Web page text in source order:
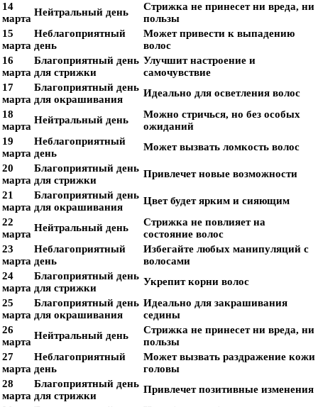
14
марта
Нейтральный день
Стрижка не принесет ни вреда, ни
пользы
15
марта
Неблагоприятный
день
Может привести к выпадению
волос
16
марта
Благоприятный день
для стрижки
Улучшит настроение и
самочувствие
17
марта
Благоприятный день
для окрашивания
Идеально для осветления волос
18
марта
Нейтральный день
Можно стричься, но без особых
ожиданий
19
марта
Неблагоприятный
день
Может вызвать ломкость волос
20
марта
Благоприятный день
для стрижки
Привлечет новые возможности
21
марта
Благоприятный день
для окрашивания
Цвет будет ярким и сияющим
22
марта
Нейтральный день
Стрижка не повлияет на
состояние волос
23
марта
Неблагоприятный
день
Избегайте любых манипуляций с
волосами
24
марта
Благоприятный день
для стрижки
Укрепит корни волос
25
марта
Благоприятный день
для окрашивания
Идеально для закрашивания
седины
26
марта
Нейтральный день
Стрижка не принесет ни вреда, ни
пользы
27
марта
Неблагоприятный
день
Может вызвать раздражение кожи
головы
28
марта
Благоприятный день
для стрижки
Привлечет позитивные изменения